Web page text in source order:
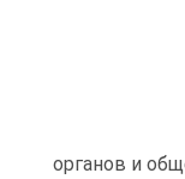
органов и